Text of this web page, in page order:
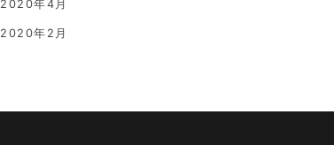
2020年4月
2020年2月